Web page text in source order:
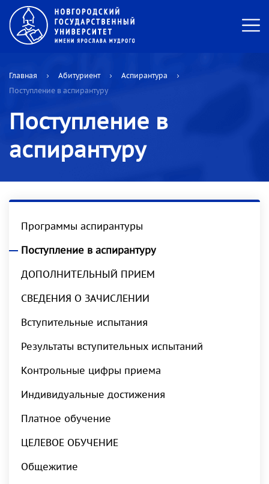
Главная Абитуриент
Аспирантура
Поступление в аспирантуру
Поступление в
аспирантуру
Программы аспирантуры
Поступление в аспирантуру
ДОПОЛНИТЕЛЬНЫЙ ПРИЕМ
СВЕДЕНИЯ О ЗАЧИСЛЕНИИ
Вступительные испытания
Результаты вступительных испытаний
Контрольные цифры приема
Индивидуальные достижения
Платное обучение
ЦЕЛЕВОЕ ОБУЧЕНИЕ
Общежитие